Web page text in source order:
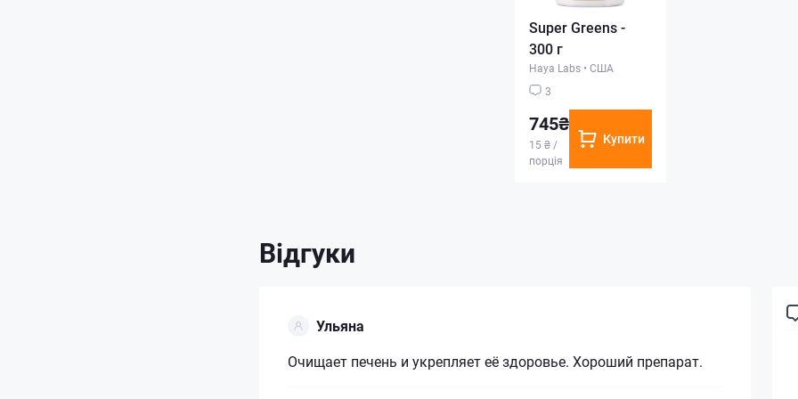
Super Greens -
300 г
Haya Labs • США
3
745₴
15 ₴ /
порція
Купити
Відгуки
Ульяна
Очищает печень и укрепляет её здоровье. Хороший препарат.